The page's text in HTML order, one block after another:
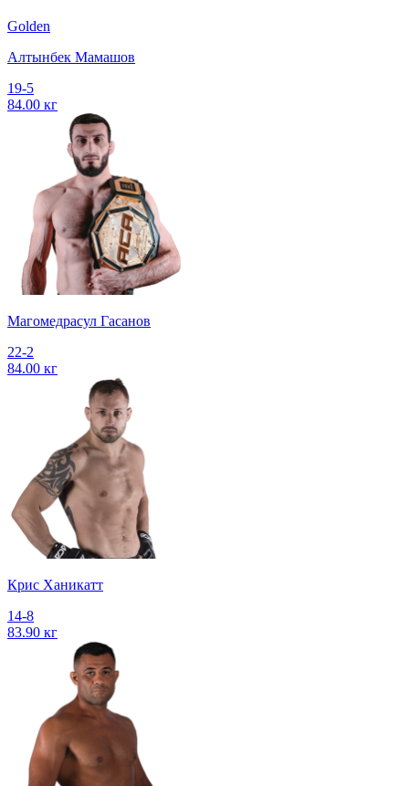
Golden
Алтынбек Мамашов
19-5
84.00 кг
Магомедрасул Гасанов
22-2
84.00 кг
Крис Ханикатт
14-8
83.90 кг